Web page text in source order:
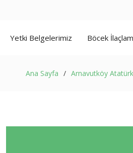
Yetki Belgelerimiz Böcek
Ana Sayfa Arnavutköy